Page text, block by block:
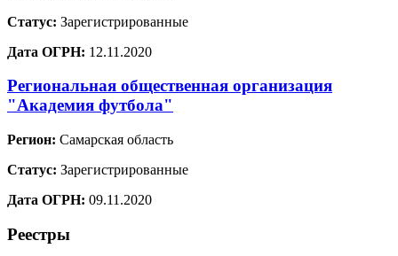
Статус: Зарегистрированные
Дата ОГРН: 12.11.2020
Региональная общественная организация
"Академия футбола"
Регион: Самарская область
Статус: Зарегистрированные
Дата ОГРН: 09.11.2020
Реестры